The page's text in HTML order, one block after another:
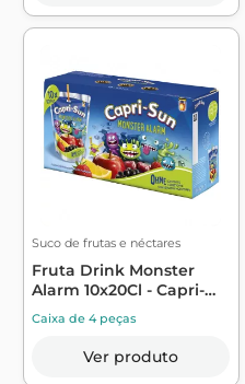
Suco de frutas e néctares
Fruta Drink Monster
Alarm 10x20Cl - Capri-
sun
Caixa de 4 peças
Ver produto